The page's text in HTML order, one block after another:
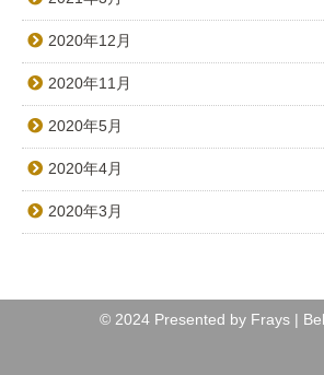
2020年12月
2020年11月
2020年5月
2020年4月
2020年3月
© 2024 Presented by Frays |